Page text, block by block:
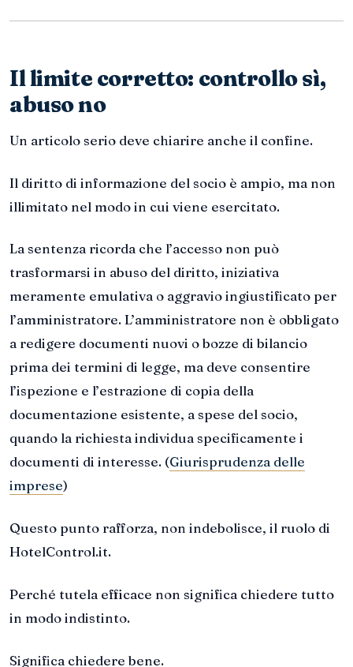
Il limite corretto: controllo sì,
abuso no
Un articolo serio deve chiarire anche il confine.
Il diritto di informazione del socio è ampio, ma non
illimitato nel modo in cui viene esercitato.
La sentenza ricorda che l’accesso non può
trasformarsi in abuso del diritto, iniziativa
meramente emulativa o aggravio ingiustificato per
l’amministratore. L’amministratore non è obbligato
a redigere documenti nuovi o bozze di bilancio
prima dei termini di legge, ma deve consentire
l’ispezione e l’estrazione di copia della
documentazione esistente, a spese del socio,
quando la richiesta individua specificamente i
documenti di interesse. (Giurisprudenza delle
imprese)
Questo punto rafforza, non indebolisce, il ruolo di
HotelControl.it.
Perché tutela efficace non significa chiedere tutto
in modo indistinto.
Significa chiedere bene.